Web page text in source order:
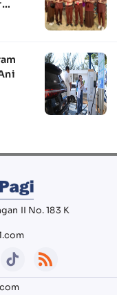
II No. 183 K